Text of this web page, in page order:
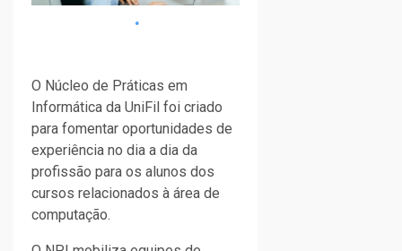
O Núcleo de Práticas em
Informática da UniFil foi criado
para fomentar oportunidades de
experiência no dia a dia da
profissão para os alunos dos
cursos relacionados à área de
computação.